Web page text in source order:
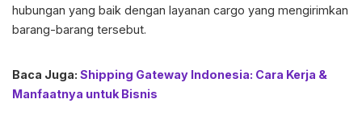
hubungan yang baik dengan layanan cargo yang mengirimkan
barang-barang tersebut.
Baca Juga: Shipping Gateway Indonesia: Cara Kerja &
Manfaatnya untuk Bisnis